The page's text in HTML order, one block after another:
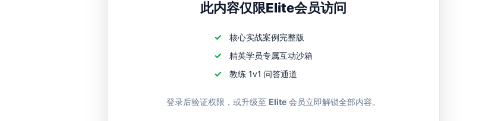
此内容仅限Elite会员访问
核心实战案例完整版
精英学员专属互动沙箱
教练 1v1 问答通道
登录后验证权限，或升级至 Elite 会员立即解锁全部内容。